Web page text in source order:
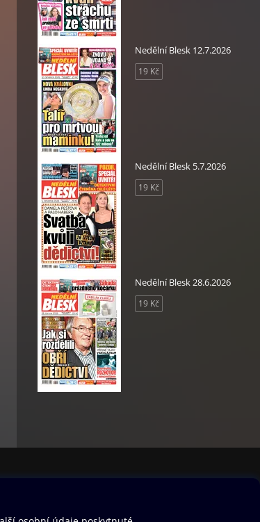
Nedělní Blesk 12.7.2026
19 Kč
Nedělní Blesk 5.7.2026
19 Kč
Nedělní Blesk 28.6.2026
19 Kč